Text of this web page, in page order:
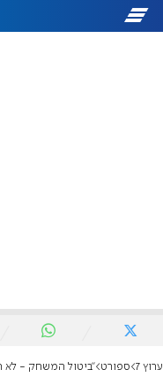
ערוץ 7 ספורט "ביטול המשחק - לא